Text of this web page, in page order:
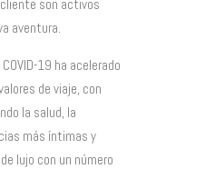
son activos
aventura.
19 ha acelerado
de viaje, con
la salud, la
más íntimas y
lujo con un número